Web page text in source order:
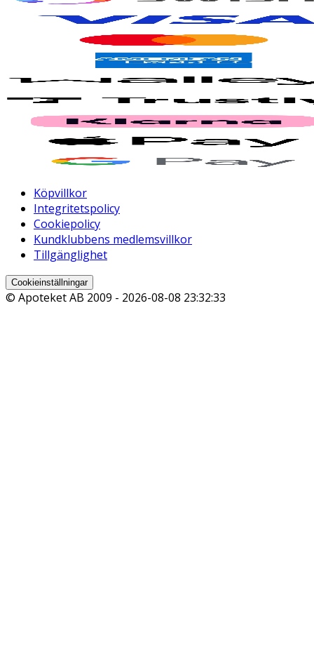
Köpvillkor
Integritetspolicy
Cookiepolicy
Kundklubbens medlemsvillkor
Tillgänglighet
Cookieinställningar
© Apoteket AB 2009 - 2026-08-08 23:32:33